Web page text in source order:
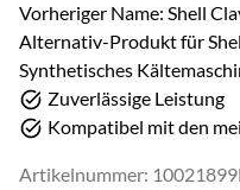
Vorheriger Name: Shell
Alternativ-Produkt für
Synthetisches
Zuverlässige Leistung
Kompatibel mit den
Artikelnummer: 10021899